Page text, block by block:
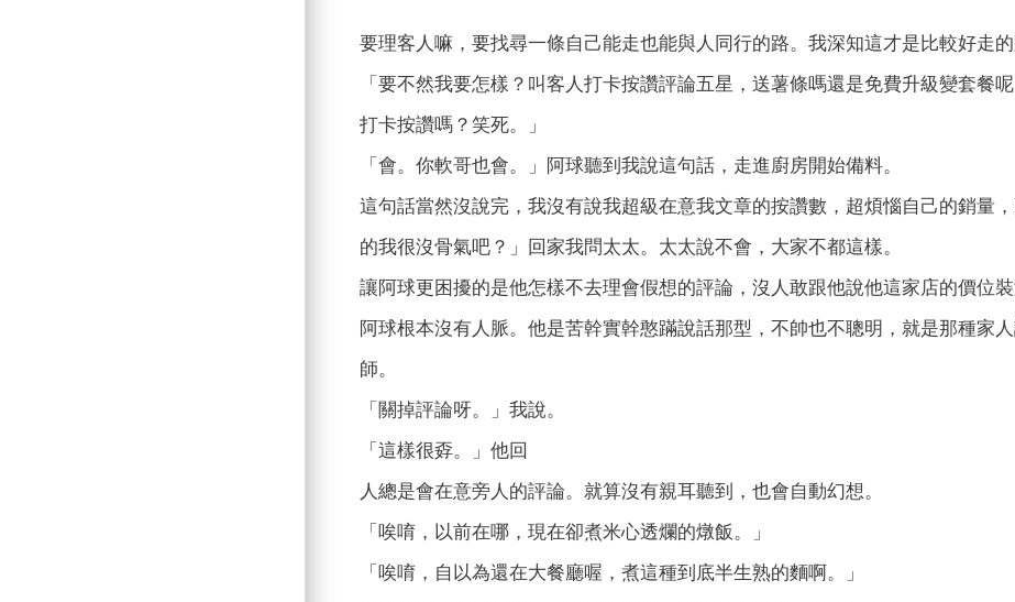
要理客人嘛，要找尋一條自己能走也能與人同行的路。我深知這才是比較好走的
「要不然我要怎樣？叫客人打卡按讚評論五星，送薯條嗎還是免費升級變套餐
打卡按讚嗎？笑死。」
「會。你軟哥也會。」阿球聽到我說這句話，走進廚房開始備料。
這句話當然沒說完，我沒有說我超級在意我文章的按讚數，超煩惱自己的銷量
的我很沒骨氣吧？」回家我問太太。太太說不會，大家不都這樣。
讓阿球更困擾的是他怎樣不去理會假想的評論，沒人敢跟他說他這家店的價位
阿球根本沒有人脈。他是苦幹實幹憨蹣說話那型，不帥也不聰明，就是那種家
師。
「關掉評論呀。」我說。
「這樣很孬。」他回
人總是會在意旁人的評論。就算沒有親耳聽到，也會自動幻想。
「唉唷，以前在哪，現在卻煮米心透爛的燉飯。」
「唉唷，自以為還在大餐廳喔，煮這種到底半生熟的麵啊。」